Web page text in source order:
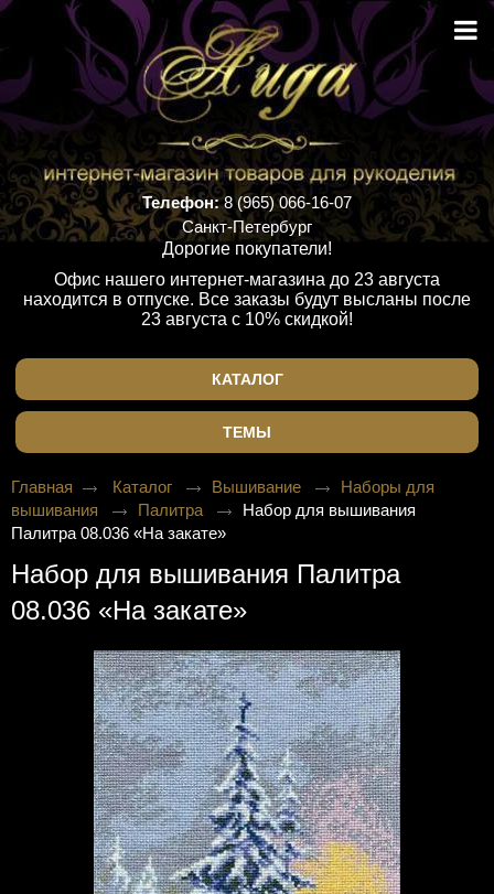
Телефон:8 (965) 066-16-07
Санкт-Петербург
Дорогие покупатели!
Офис нашего интернет-магазина до 23 августа
находится в отпуске. Все заказы будут высланы после
23 августа с 10% скидкой!
КАТАЛОГ
ТЕМЫ
Главная Каталог Вышивание
Наборы для
вышивания
Палитра
Набор для вышивания
Палитра 08.036 «На закате»
Набор для вышивания Палитра
08.036 «На закате»